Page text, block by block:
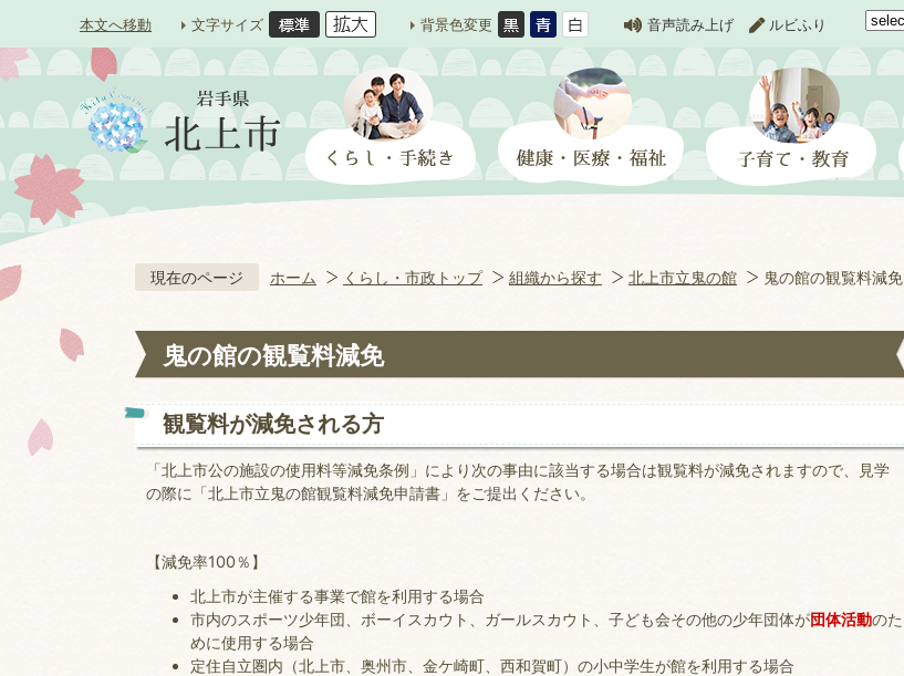
本文へ移動 文字サイズ 背景色変更 音声読み上げ ルビふり
現在のページ ホーム くらし・市政トップ 組織から探す 北上市立鬼の館 鬼の館の観覧料減免
鬼の館の観覧料減免
観覧料が減免される方
「北上市公の施設の使用料等減免条例」により次の事由に該当する場合は観覧料が減免されますので、見学
の際に「北上市立鬼の館観覧料減免申請書」をご提出ください。
【減免率100％】
北上市が主催する事業で館を利用する場合
市内のスポーツ少年団、ボーイスカウト、ガールスカウト、子ども会その他の少年団体が団体活動のた
めに使用する場合
定住自立圏内（北上市、奥州市、金ケ崎町、西和賀町）の小中学生が館を利用する場合